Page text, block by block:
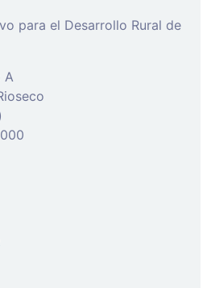
para el Desarrollo Rural de
A